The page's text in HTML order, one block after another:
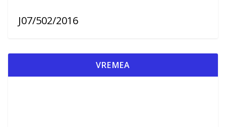
J07/502/2016
VREMEA